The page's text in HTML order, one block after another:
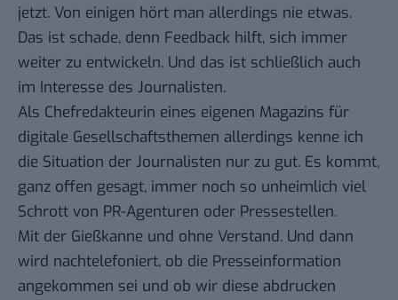
jetzt. Von einigen hört man allerdings nie etwas.
Das ist schade, denn Feedback hilft, sich immer
weiter zu entwickeln. Und das ist schließlich auch
im Interesse des Journalisten.
Als Chefredakteurin eines eigenen Magazins für
digitale Gesellschaftsthemen allerdings kenne ich
die Situation der Journalisten nur zu gut. Es kommt,
ganz offen gesagt, immer noch so unheimlich viel
Schrott von PR-Agenturen oder Pressestellen.
Mit der Gießkanne und ohne Verstand. Und dann
wird nachtelefoniert, ob die Presseinformation
angekommen sei und ob wir diese abdrucken